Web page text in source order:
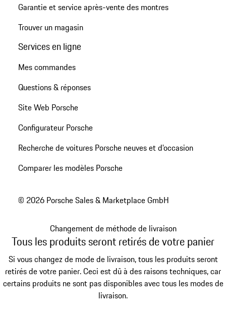
Garantie et service après-vente des montres
Trouver un magasin
Services en ligne
Mes commandes
Questions & réponses
Site Web Porsche
Configurateur Porsche
Recherche de voitures Porsche neuves et d'occasion
Comparer les modèles Porsche
© 2026 Porsche Sales & Marketplace GmbH
Changement de méthode de livraison
Tous les produits seront retirés de votre panier
Si vous changez de mode de livraison, tous les produits seront
retirés de votre panier. Ceci est dû à des raisons techniques, car
certains produits ne sont pas disponibles avec tous les modes de
livraison.